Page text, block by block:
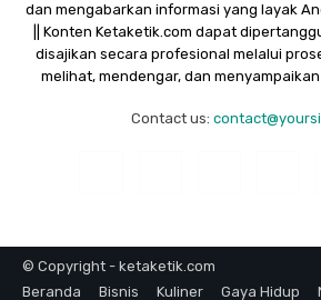
dan mengabarkan informasi yang layak
|| Konten Ketaketik.com dapat
disajikan secara profesional melalui
melihat, mendengar, dan
Contact us:
© Copyright - ketaketik.com
Beranda
Bisnis Kuliner Gaya Hidup